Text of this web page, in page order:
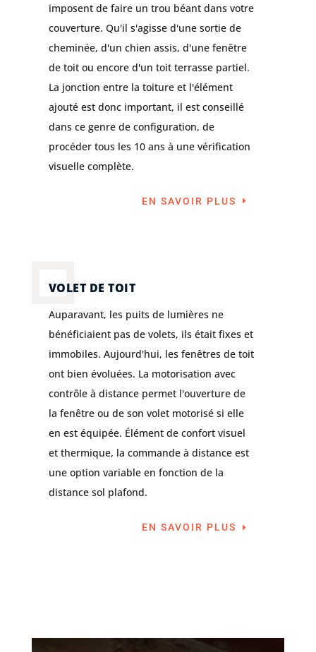
imposent de faire un trou béant dans votre
couverture. Qu'il s'agisse d'une sortie de
cheminée, d'un chien assis, d'une fenêtre
de toit ou encore d'un toit terrasse partiel.
La jonction entre la toiture et l'élément
ajouté est donc important, il est conseillé
dans ce genre de configuration, de
procéder tous les 10 ans à une vérification
visuelle complète.
EN SAVOIR PLUS
VOLET DE TOIT
Auparavant, les puits de lumières ne
bénéficiaient pas de volets, ils était fixes et
immobiles. Aujourd'hui, les fenêtres de toit
ont bien évoluées. La motorisation avec
contrôle à distance permet l'ouverture de
la fenêtre ou de son volet motorisé si elle
en est équipée. Élément de confort visuel
et thermique, la commande à distance est
une option variable en fonction de la
distance sol plafond.
EN SAVOIR PLUS